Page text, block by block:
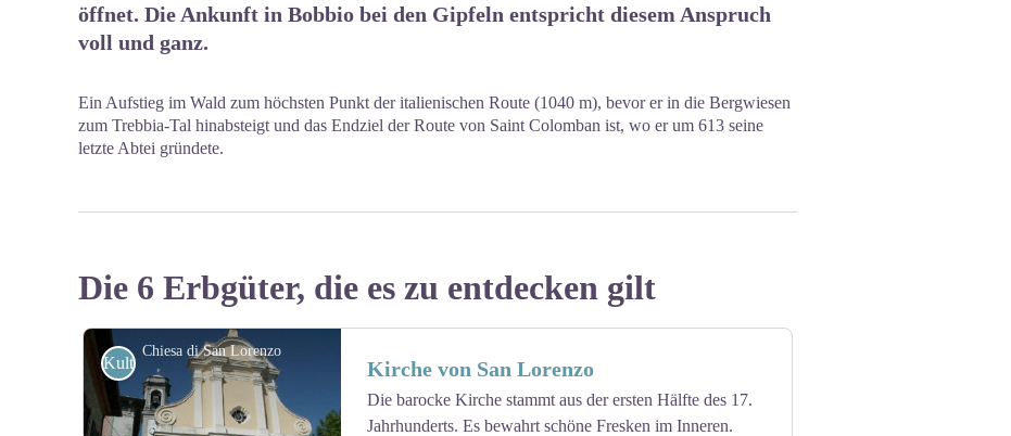
öffnet. Die Ankunft in Bobbio bei den Gipfeln entspricht diesem Anspruch
voll und ganz.
Ein Aufstieg im Wald zum höchsten Punkt der italienischen Route (1040 m), bevor er in die Bergwiesen
zum Trebbia-Tal hinabsteigt und das Endziel der Route von Saint Colomban ist, wo er um 613 seine
letzte Abtei gründete.
Die 6 Erbgüter, die es zu entdecken gilt
Chiesa di San Lorenzo
Kulturell Kirche von San Lorenzo
Die barocke Kirche stammt aus der ersten Hälfte des 17.
Jahrhunderts. Es bewahrt schöne Fresken im Inneren.